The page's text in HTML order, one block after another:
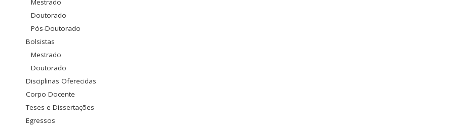
Doutorado
Pós-Doutorado
Bolsistas
Mestrado
Doutorado
Disciplinas Oferecidas
Corpo Docente
Teses e Dissertações
Egressos